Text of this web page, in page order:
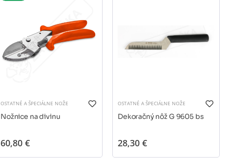
OSTATNÉ A ŠPECIÁLNE NOŽE
Nožnice na divinu
60,80 €
OSTATNÉ A ŠPECIÁLNE NOŽE
Dekoračný nôž G 9605 bs
28,30 €